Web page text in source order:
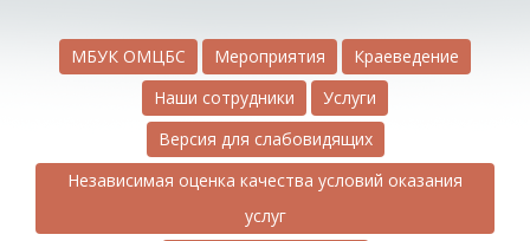
МБУК ОМЦБС Мероприятия
Краеведение
Наши сотрудники
Услуги
Версия для слабовидящих
Независимая оценка качества условий оказания
услуг